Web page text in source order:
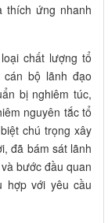
thích ứng nhanh
chất lượng tổ
bộ lãnh đạo
bị nghiêm túc,
nguyên tắc tổ
chú trọng xây
đã bám sát lãnh
bước đầu quan
hợp với yêu cầu